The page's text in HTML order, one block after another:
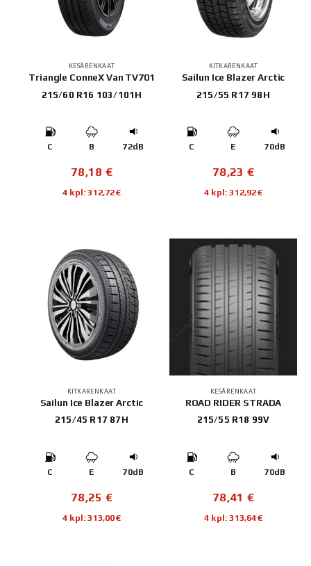
KESÄRENKAAT
Triangle ConneX Van TV701
215/60 R16 103/101H
C B 72dB
78,18 €
4 kpl: 312,72€
KITKARENKAAT
Sailun Ice Blazer Arctic
215/55 R17 98H
C E 70dB
78,23 €
4 kpl: 312,92€
KITKARENKAAT
Sailun Ice Blazer Arctic
215/45 R17 87H
C E 70dB
78,25 €
4 kpl: 313,00€
KESÄRENKAAT
ROAD RIDER STRADA
215/55 R18 99V
C B 70dB
78,41 €
4 kpl: 313,64€